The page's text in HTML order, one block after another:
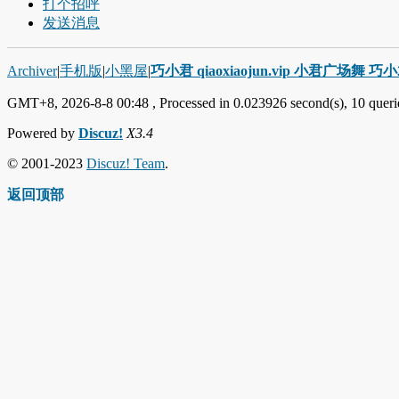
打个招呼
发送消息
Archiver|手机版|小黑屋|巧小君 qiaoxiaojun.vip 小君广场舞 巧
GMT+8, 2026-8-8 00:48 , Processed in 0.023926 second(s), 10
Powered by Discuz! X3.4
© 2001-2023 Discuz! Team.
返回顶部